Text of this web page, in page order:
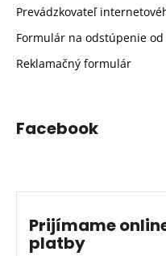
Prevádzkovateľ
Formulár na odstúpenie
Reklamačný formulár
Facebook
Prijímame
platby